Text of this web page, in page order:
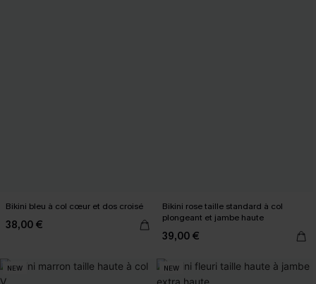
Bikini bleu à col cœur et dos croisé
38,00 €
Bikini rose taille standard à col
plongeant et jambe haute
39,00 €
NEW NEW